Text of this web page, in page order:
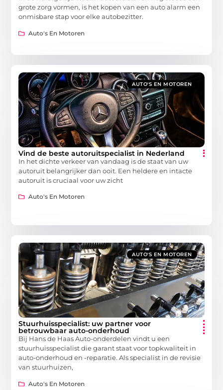
grote zorg vormen, is het kopen van een auto alarm een
onmisbare stap voor elke autobezitter.
Auto's En Motoren
AUTO'S EN MOTOREN
Vind de beste autoruitspecialist in Nederland
In het dichte verkeer van vandaag is de staat van uw
autoruit belangrijker dan ooit. Een heldere en intacte
autoruit is cruciaal voor uw zicht
Auto's En Motoren
AUTO'S EN MOTOREN
Stuurhuisspecialist: uw partner voor
betrouwbaar auto-onderhoud
Bij Hans de Haas Auto-onderdelen vindt u een
stuurhuisspecialist die garant staat voor topkwaliteit in
auto-onderhoud en -reparatie. Als specialist in de revisie
van stuurhuizen,
Auto's En Motoren